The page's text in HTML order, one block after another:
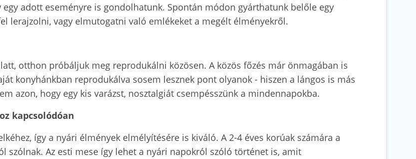
adott eseményre is gondolhatunk. Spontán módon gyárthatunk belőle egy
lerajzolni, vagy elmutogatni való emlékeket a megélt élményekről.
otthon próbáljuk meg reprodukálni közösen. A közös főzés már önmagában is
konyhánkban reprodukálva sosem lesznek pont olyanok - hiszen a lángos is más
azon, hogy egy kis varázst, nosztalgiát csempésszünk a mindennapokba.
kapcsolódóan
így a nyári élmények elmélyítésére is kiváló. A 2-4 éves korúak számára a
szólnak. Az esti mese így lehet a nyári napokról szóló történet is, amit